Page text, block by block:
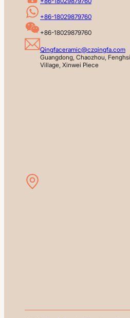
+86-18029879760
+86-18029879760
Qingfaceramic@czqingfa.com
Guangdong, Chaozhou,
Village, Xinwei Piece